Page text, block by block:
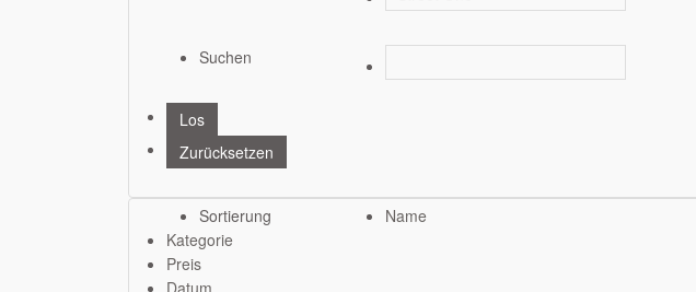
Suchen
Sortierung
Name
Kategorie
Preis
Datum